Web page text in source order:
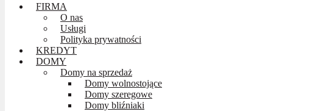
FIRMA
O nas
Usługi
Polityka prywatności
KREDYT
DOMY
Domy na sprzedaż
Domy wolnostojące
Domy szeregowe
Domy bliźniaki